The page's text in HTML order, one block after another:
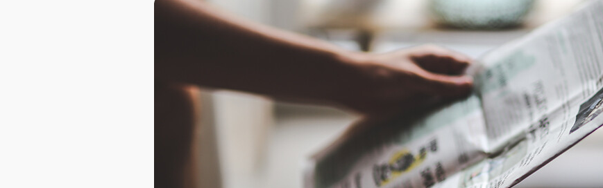
AXELOT AI
Контакты Академия
Предложение для учебных
заведений